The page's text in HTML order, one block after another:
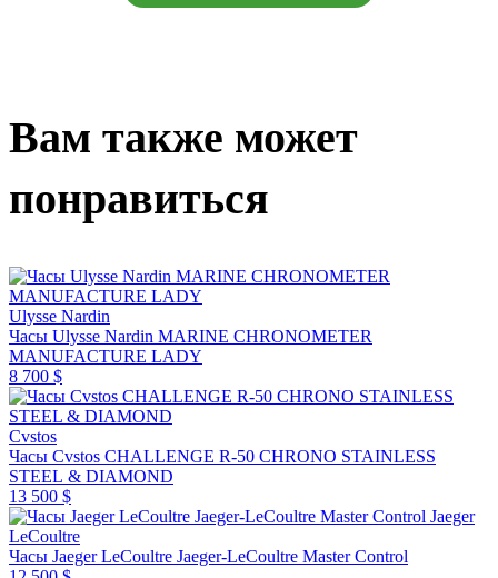
Вам также может
понравиться
Ulysse Nardin
Часы Ulysse Nardin MARINE CHRONOMETER
MANUFACTURE LADY
8 700 $
Cvstos
Часы Cvstos CHALLENGE R-50 CHRONO STAINLESS
STEEL & DIAMOND
13 500 $
Jaeger
LeCoultre
Часы Jaeger LeCoultre Jaeger-LeCoultre Master Control